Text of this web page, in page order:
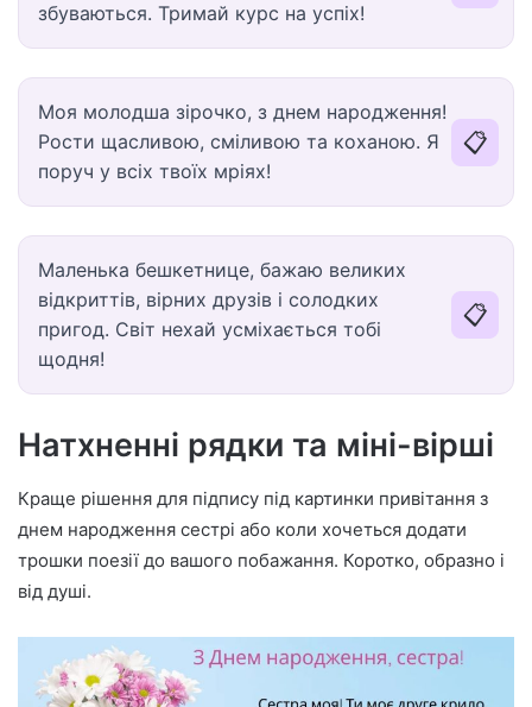
збуваються. Тримай курс на успіх!
Моя молодша зірочко, з днем народження!
Рости щасливою, сміливою та коханою. Я
поруч у всіх твоїх мріях!
📋
Маленька бешкетнице, бажаю великих
відкриттів, вірних друзів і солодких
пригод. Світ нехай усміхається тобі
щодня!
📋
Натхненні рядки та міні-вірші
Краще рішення для підпису під картинки привітання з
днем народження сестрі або коли хочеться додати
трошки поезії до вашого побажання. Коротко, образно і
від душі.